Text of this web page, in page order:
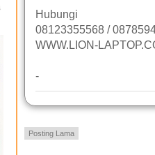
Hubungi
08123355568 /
WWW.LION-
-
Posting Lama